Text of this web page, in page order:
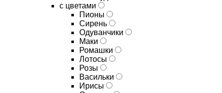
с цветами
Пионы
Сирень
Одуванчики
Маки
Ромашки
Лотосы
Розы
Васильки
Ирисы